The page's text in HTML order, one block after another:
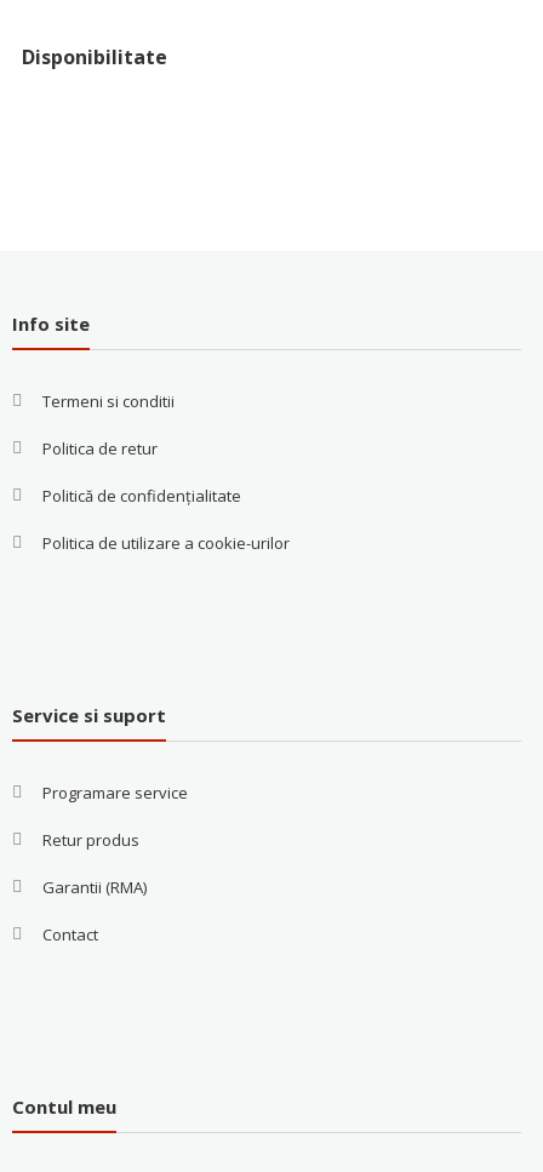
Disponibilitate
Info site
Termeni si conditii
Politica de retur
Politică de confidențialitate
Politica de utilizare a cookie-urilor
Service si suport
Programare service
Retur produs
Garantii (RMA)
Contact
Contul meu